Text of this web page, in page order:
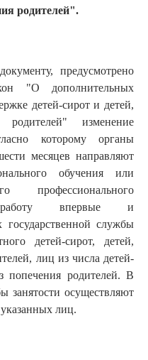
родителей".
предусмотрено
"О дополнительных
детей-сирот и детей,
изменение
которому органы
месяцев направляют
обучения или
профессионального
впервые и
государственной службы
детей-сирот, детей,
лиц из числа детей-
попечения родителей. В
занятости осуществляют
лиц.